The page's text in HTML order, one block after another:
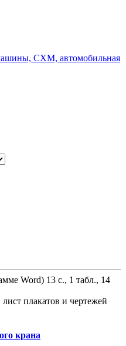
СХМ, автомобильная
Word) 13 с., 1 табл., 14
плакатов и чертежей
крана